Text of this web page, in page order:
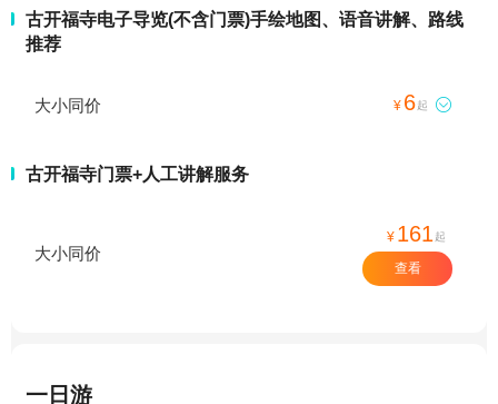
古开福寺电子导览(不含门票)手绘地图、语音讲解、路线
推荐
大小同价 ¥ 6起 
古开福寺门票+人工讲解服务
大小同价
¥ 161 起
查看
一日游